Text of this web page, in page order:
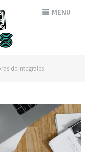
MENU
de integrales